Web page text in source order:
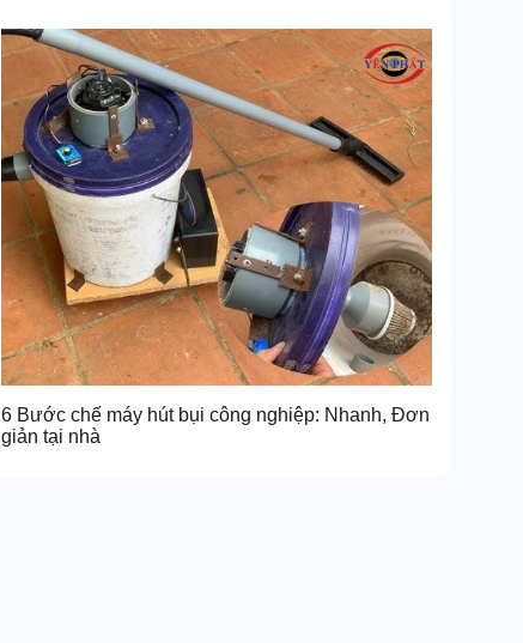
6 Bước chế máy hút bụi công nghiệp: Nhanh, Đơn
giản tại nhà